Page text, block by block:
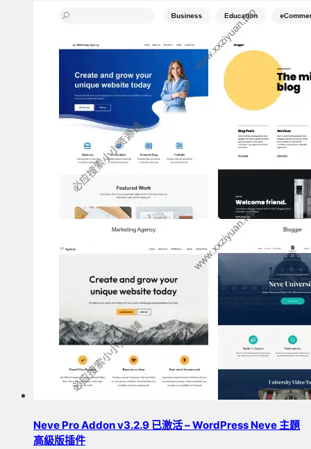
Neve Pro Addon v3.2.9 已激活 – WordPress Neve 主題
高級版插件